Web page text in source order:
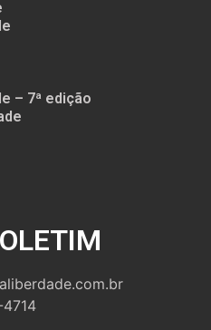
– 7ª edição